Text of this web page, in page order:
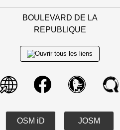
BOULEVARD DE LA
REPUBLIQUE
OSM iD JOSM